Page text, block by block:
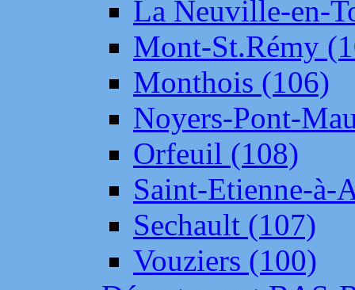
La Neuville-en-
Mont-St.Rémy
Monthois (106)
Noyers-Pont-
Orfeuil (108)
Saint-Etienne-à-
Sechault (107)
Vouziers (100)